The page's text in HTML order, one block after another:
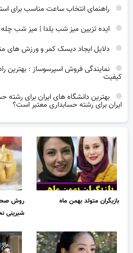
راهنمای انتخاب ساعت مناسب برای
ایده تزیین میز شب یلدا | میز شب چله
دلایل ایجاد دیسک کمر و ورزش های
نمایندگی فروش اسپرسوساز : بهترین
کیفیت
بهترین دانشگاه های ایران برای رشته
ایران برای رشته حسابداری معتبر است؟
بازیگران متولد بهمن ماه
روش
شیرینی